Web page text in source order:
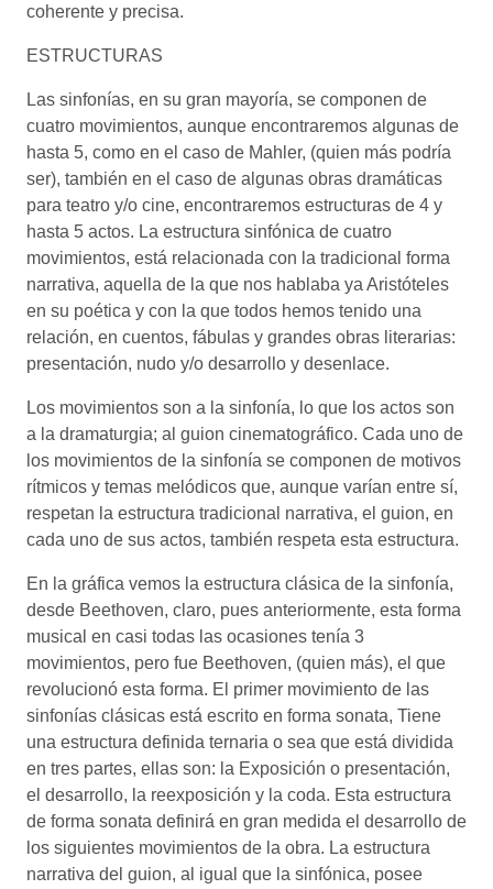
coherente y precisa.
ESTRUCTURAS
Las sinfonías, en su gran mayoría, se componen de
cuatro movimientos, aunque encontraremos algunas de
hasta 5, como en el caso de Mahler, (quien más podría
ser), también en el caso de algunas obras dramáticas
para teatro y/o cine, encontraremos estructuras de 4 y
hasta 5 actos. La estructura sinfónica de cuatro
movimientos, está relacionada con la tradicional forma
narrativa, aquella de la que nos hablaba ya Aristóteles
en su poética y con la que todos hemos tenido una
relación, en cuentos, fábulas y grandes obras literarias:
presentación, nudo y/o desarrollo y desenlace.
Los movimientos son a la sinfonía, lo que los actos son
a la dramaturgia; al guion cinematográfico. Cada uno de
los movimientos de la sinfonía se componen de motivos
rítmicos y temas melódicos que, aunque varían entre sí,
respetan la estructura tradicional narrativa, el guion, en
cada uno de sus actos, también respeta esta estructura.
En la gráfica vemos la estructura clásica de la sinfonía,
desde Beethoven, claro, pues anteriormente, esta forma
musical en casi todas las ocasiones tenía 3
movimientos, pero fue Beethoven, (quien más), el que
revolucionó esta forma. El primer movimiento de las
sinfonías clásicas está escrito en forma sonata, Tiene
una estructura definida ternaria o sea que está dividida
en tres partes, ellas son: la Exposición o presentación,
el desarrollo, la reexposición y la coda. Esta estructura
de forma sonata definirá en gran medida el desarrollo de
los siguientes movimientos de la obra. La estructura
narrativa del guion, al igual que la sinfónica, posee